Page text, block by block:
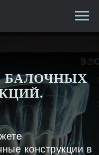
БАЛОЧНЫХ
конструкции в